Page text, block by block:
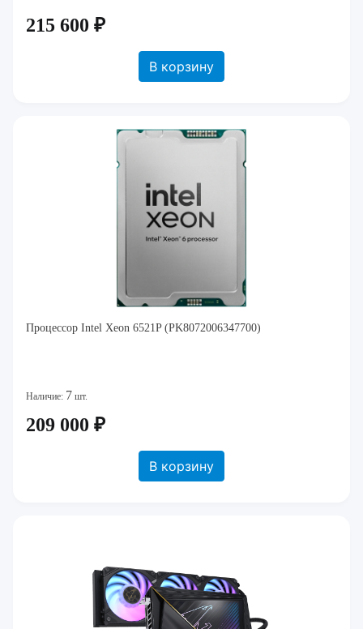
215 600 ₽
В корзину
Процессор Intel Xeon 6521P (PK8072006347700)
Наличие: 7 шт.
209 000 ₽
В корзину